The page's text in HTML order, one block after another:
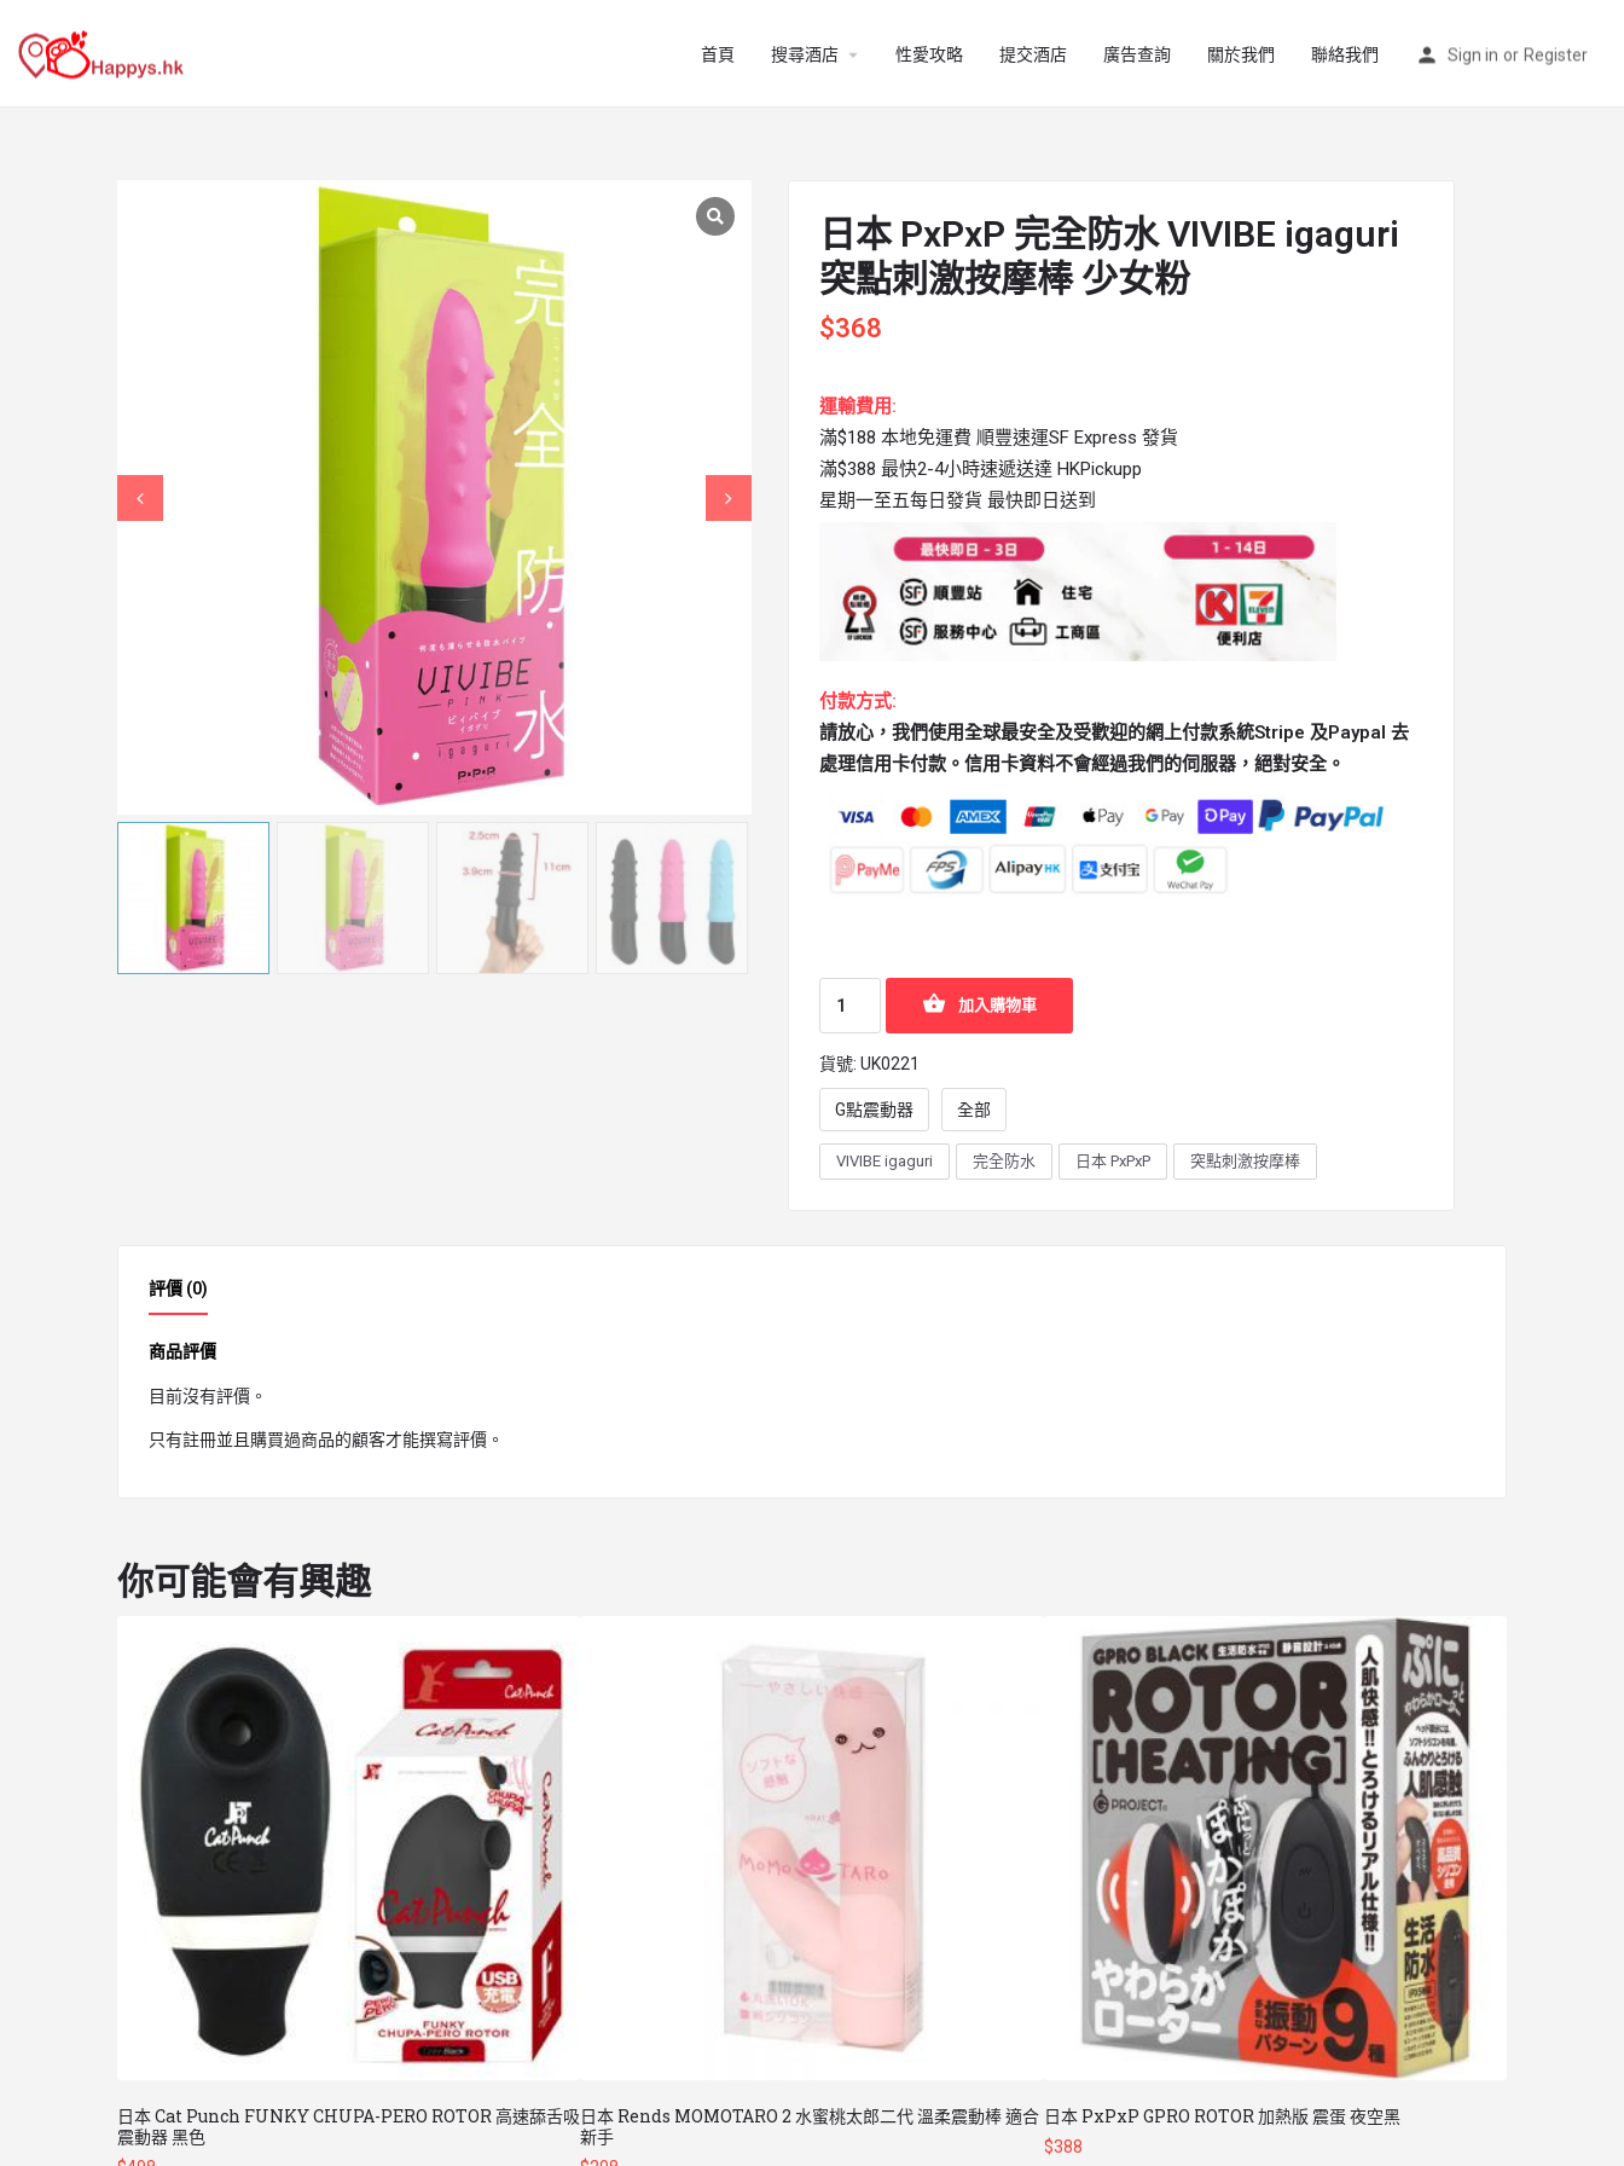
首頁 搜尋酒店 arrow_drop_down 性愛攻略 提交酒店 廣告查詢 關於我們 聯絡我們 Sign in or Register
日本 PxPxP 完全防水 VIVIBE igaguri
突點刺激按摩棒 少女粉
$368
運輸費用:
滿$188 本地免運費 順豐速運SF Express 發貨
滿$388 最快2-4小時速遞送達 HKPickupp
星期一至五每日發貨 最快即日送到
付款方式:
請放心，我們使用全球最安全及受歡迎的網上付款系統Stripe 及Paypal 去
處理信用卡付款。信用卡資料不會經過我們的伺服器，絕對安全。
加入購物車
貨號: UK0221
G點震動器 全部
VIVIBE igaguri 完全防水 日本 PxPxP 突點刺激按摩棒
評價 (0)
商品評價
目前沒有評價。
只有註冊並且購買過商品的顧客才能撰寫評價。
你可能會有興趣
日本 Cat Punch FUNKY CHUPA-PERO ROTOR 高速舔舌吸
震動器 黑色
日本 Rends MOMOTARO 2 水蜜桃太郎二代 溫柔震動棒 適合
新手
日本 PxPxP GPRO ROTOR 加熱版 震蛋 夜空黑
$388